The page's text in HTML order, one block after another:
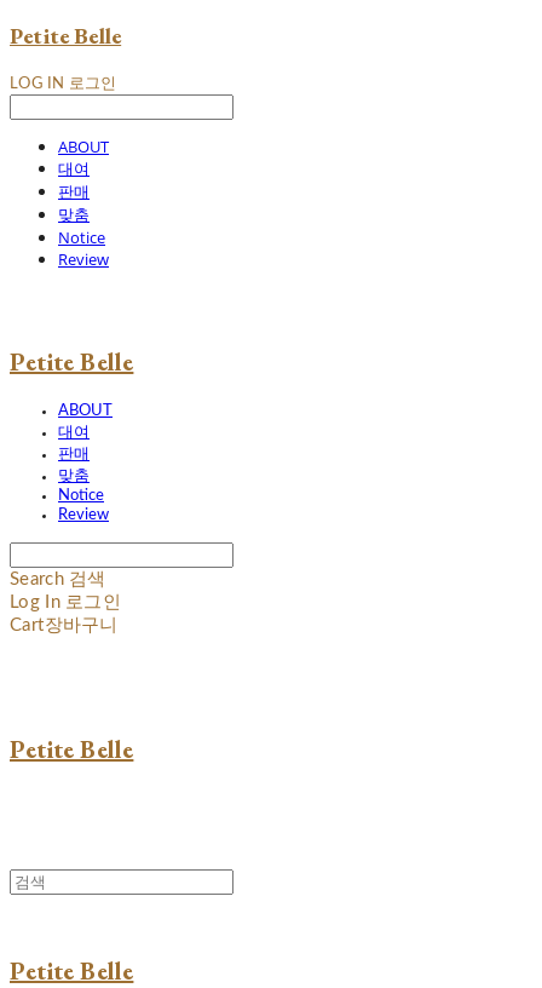
Petite Belle
LOG IN 로그인
ABOUT
대여
판매
맞춤
Notice
Review
Petite Belle
ABOUT
대여
판매
맞춤
Notice
Review
Search 검색
Log In 로그인
Cart장바구니
Petite Belle
Petite Belle